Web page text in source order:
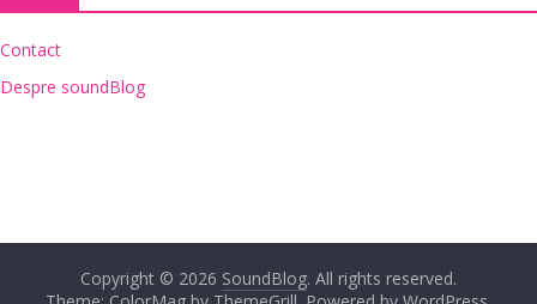
Contact
Despre soundBlog
Copyright © 2026 SoundBlog. All rights reserved.